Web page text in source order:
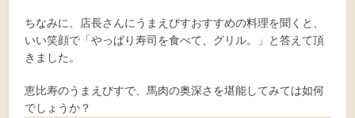
ちなみに、店長さんにうまえびすおすすめの料理を聞くと、
いい笑顔で「やっぱり寿司を食べて、グリル。」と答えて頂
きました。
恵比寿のうまえびすで、馬肉の奥深さを堪能してみては如何
でしょうか？